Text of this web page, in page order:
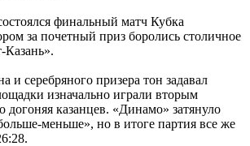
финальный матч Кубка
за почетный приз боролись столичное
и серебряного призера тон задавал
изначально играли вторым
догоняя казанцев. «Динамо» затянуло
меньше», но в итоге партия все же